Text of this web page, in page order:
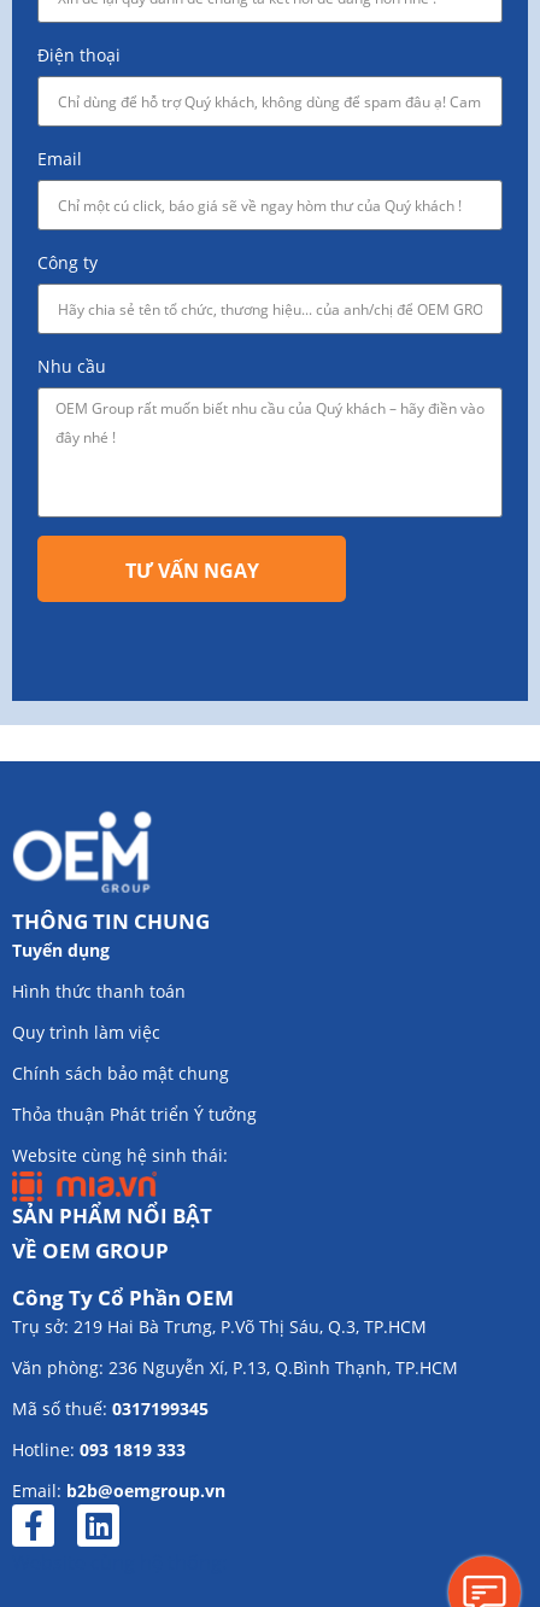
Điện thoại
Email
Công ty
Nhu cầu
TƯ VẤN NGAY
THÔNG TIN CHUNG
Tuyển dụng
Hình thức thanh toán
Quy trình làm việc
Chính sách bảo mật chung
Thỏa thuận Phát triển Ý tưởng
Website cùng hệ sinh thái:
SẢN PHẨM NỔI BẬT
VỀ OEM GROUP
Công Ty Cổ Phần OEM
Trụ sở: 219 Hai Bà Trưng, P.Võ Thị Sáu, Q.3, TP.HCM
Văn phòng: 236 Nguyễn Xí, P.13, Q.Bình Thạnh, TP.HCM
Mã số thuế: 0317199345
Hotline: 093 1819 333
Email: b2b@oemgroup.vn